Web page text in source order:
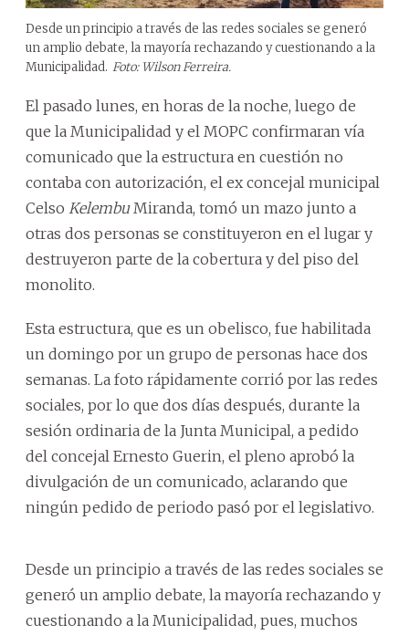
Desde un principio a través de las redes sociales se generó
un amplio debate, la mayoría rechazando y cuestionando a la
Municipalidad. Foto: Wilson Ferreira.
El pasado lunes, en horas de la noche, luego de
que la Municipalidad y el MOPC confirmaran vía
comunicado que la estructura en cuestión no
contaba con autorización, el ex concejal municipal
Celso KelembuMiranda, tomó un mazo junto a
otras dos personas se constituyeron en el lugar y
destruyeron parte de la cobertura y del piso del
monolito.
Esta estructura, que es un obelisco, fue habilitada
un domingo por un grupo de personas hace dos
semanas. La foto rápidamente corrió por las redes
sociales, por lo que dos días después, durante la
sesión ordinaria de la Junta Municipal, a pedido
del concejal Ernesto Guerin, el pleno aprobó la
divulgación de un comunicado, aclarando que
ningún pedido de periodo pasó por el legislativo.
Desde un principio a través de las redes sociales se
generó un amplio debate, la mayoría rechazando y
cuestionando a la Municipalidad, pues, muchos